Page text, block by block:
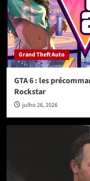
Grand Theft Auto
GTA 6 : les
Rockstar
julho 26, 2026